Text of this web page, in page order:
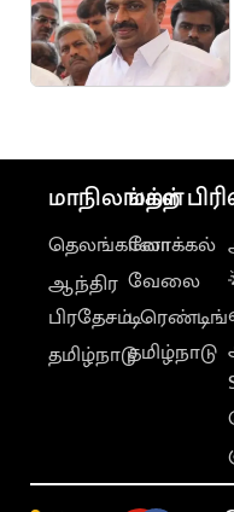
மாநிலங்கள்
தெலங்கானா
ஆந்திர
பிரதேசம்
தமிழ்நாடு
மற்ற
லோக்கல்
வேலை
டிரெண்டிங்
தமிழ்நாடு